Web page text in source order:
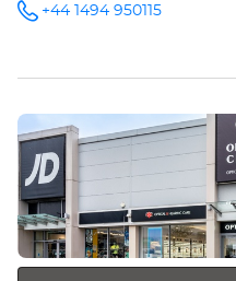
número
+44 1494 950115
Pulse
ENTER
para
obtener
más
información